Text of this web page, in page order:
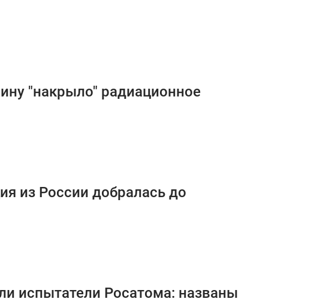
"накрыло" радиационное
из России добралась до
испытатели Росатома: названы